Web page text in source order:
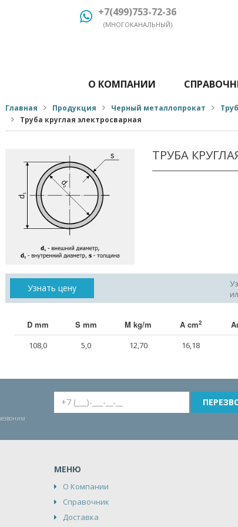
+7(499)753-72-36
(МНОГОКАНАЛЬНЫЙ)
О КОМПАНИИ
Главная Продукция Черный металлопрокат
Труба круглая электросварная
ТРУБА
Узнать цену
D mm S mm M kg/m A cm2
108,0 5,0 12,70 16,18
МЕНЮ
О Компании
Справочник
Доставка